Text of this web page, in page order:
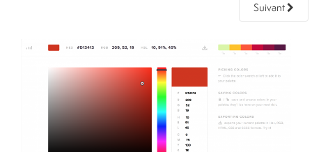
Suivant